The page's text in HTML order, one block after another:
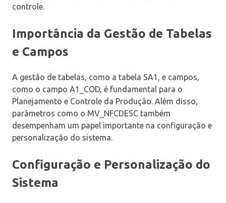
controle.
Importância da Gestão de Tabelas
e Campos
A gestão de tabelas, como a tabela SA1, e campos,
como o campo A1_COD, é fundamental para o
Planejamento e Controle da Produção. Além disso,
parâmetros como o MV_NFCDESC também
desempenham um papel importante na configuração e
personalização do sistema.
Configuração e Personalização do
Sistema